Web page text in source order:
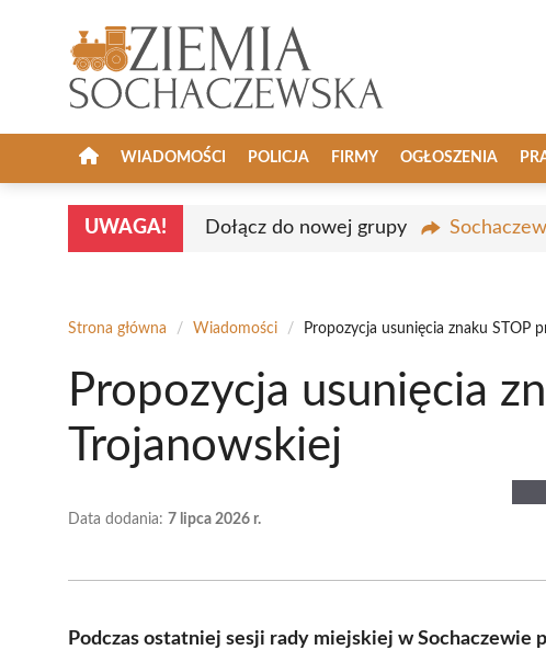
WIADOMOŚCI POLICJA FIRMY OGŁOSZENIA
UWAGA! Dołącz do nowej grupy
Strona główna / Wiadomości / Propozycja usunięcia znaku STOP
Propozycja usunięcia
Trojanowskiej
Data dodania: 7 lipca 2026 r.
Podczas ostatniej sesji rady miejskiej w